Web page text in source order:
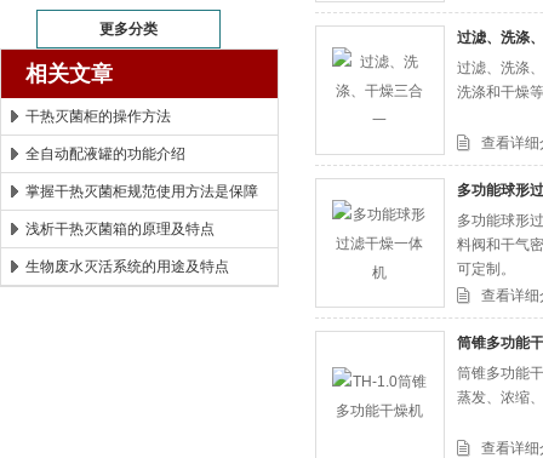
更多分类
相关文章
干热灭菌柜的操作方法
全自动配液罐的功能介绍
掌握干热灭菌柜规范使用方法是保障
灭菌质量与人员安全的关键
浅析干热灭菌箱的原理及特点
生物废水灭活系统的用途及特点
过滤、洗涤
过滤、洗涤
洗涤和干燥
查看详细
多功能球形
多功能球形
料阀和干气
可定制。
查看详细
筒锥多功能
筒锥多功能
蒸发、浓缩
查看详细